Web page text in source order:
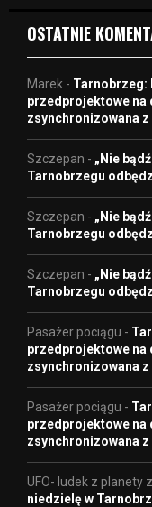
OSTATNIE
Marek - Tarnobrzeg:
przedprojektowe na
zsynchronizowana
Szczepan - „Nie
Tarnobrzegu
Szczepan - „Nie
Tarnobrzegu
Szczepan - „Nie
Tarnobrzegu
Pasażer pociągu -
przedprojektowe na
zsynchronizowana
Pasażer pociągu -
przedprojektowe na
zsynchronizowana
UFO- ludek z planety
niedzielę w